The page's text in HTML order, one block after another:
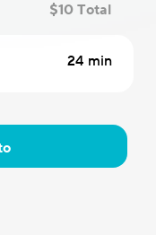
$10 Total
24 min